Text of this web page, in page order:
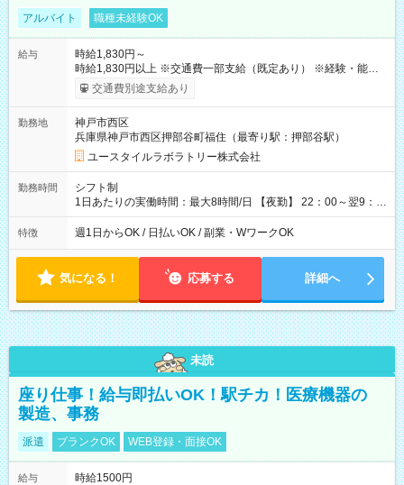
アルバイト 職種未経験OK
給与
時給1,830円～
時給1,830円以上 ※交通費一部支給（既定あり） ※経験・能力を
考慮して決定します 【収入例】 週1回勤務の場合：1,830円×8時
間×4回=5万8,560円 週3回勤務の場合：1,830円×8時間×12回
月 ※ 雇用形態と給与に、本採用時と異なる部分があります。 雇
用形態：本採用時と同じです。 給与：時給 1,550円以上
交通費別途支給あり
勤務地
神戸市西区
兵庫県神戸市西区押部谷町福住（最寄り駅：押部谷駅）
ユースタイルラボラトリー株式会社
勤務時間
シフト制
1日あたりの実働時間：最大8時間/日 【夜勤】 22：00～翌9：
00 ※週1日～OK ／ 夜勤専従 ＊＊ 勤務時間例 ＊＊ ■22時か
ら翌7時 ■23時から翌8時 ■24時から翌9時 など ※上記の時間
ます。 ※曜日固定（毎週同じ曜日での勤務となります）
特徴 週1日からOK / 日払いOK / 副業・WワークOK
気になる！ 応募する 詳細へ
未読
座り仕事！給与即払いOK！駅チカ！医療機器の
製造、事務
派遣 ブランクOK WEB登録・面接OK
給与
時給1500円